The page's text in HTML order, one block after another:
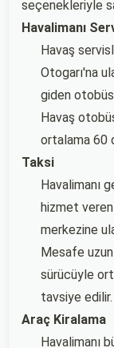
seçenekleriyle
Havalimanı
Havaş
Otogarı'na
giden
Havaş
ortalama 60
Taksi
Havalimanı
hizmet
merkezine
Mesafe
sürücüyle
tavsiye edilir.
Araç Kiralama
Havalimanı